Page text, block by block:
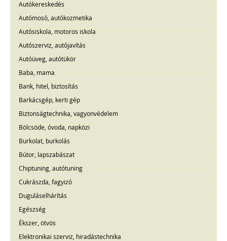
Autókereskedés
Autómosó, autókozmetika
Autósiskola, motoros iskola
Autószerviz, autójavítás
Autóüveg, autótükör
Baba, mama
Bank, hitel, biztosítás
Barkácsgép, kerti gép
Biztonságtechnika, vagyonvédelem
Bölcsöde, óvoda, napközi
Burkolat, burkolás
Bútor, lapszabászat
Chiptuning, autótuning
Cukrászda, fagyizó
Duguláselhárítás
Egészség
Ékszer, ötvös
Elektronikai szerviz, hiradástechnika